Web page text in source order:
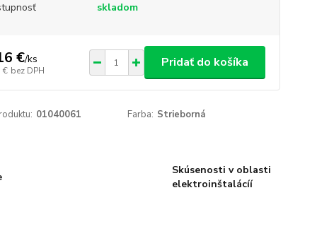
skladom
€/ks
€ bez DPH
Pridať do košíka
01040061 Farba: Strieborná
Skúsenosti v oblasti
elektroinštalácíí